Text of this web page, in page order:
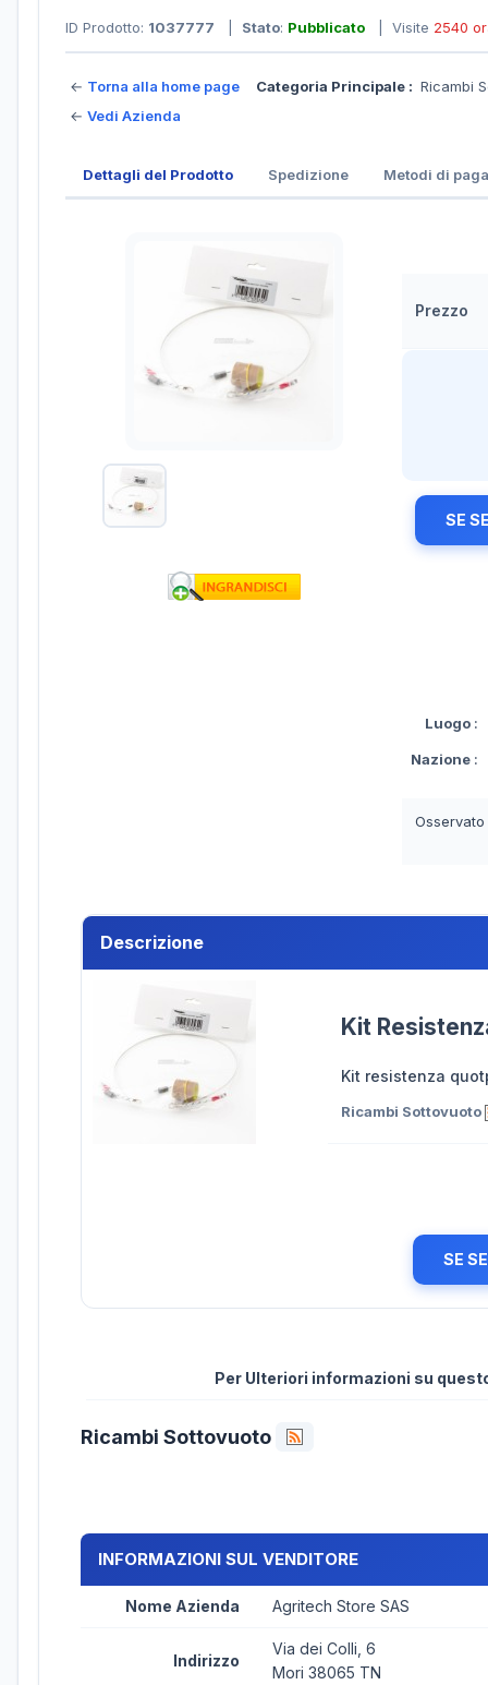
ID Prodotto: 1037777 Stato: Pubblicato | Visite 2540
← Torna alla home page
← Vedi Azienda
Categoria Principale : Ricambi
Dettagli del Prodotto Spedizione Metodi di
Prezzo
SE
Luogo :
Nazione :
Descrizione
Kit
Kit resistenza
Ricambi Sottovuoto
SE
Per Ulteriori informazioni su
Ricambi Sottovuoto
INFORMAZIONI SUL VENDITORE
Nome Azienda Agritech Store SAS
Indirizzo
Via dei Colli, 6
Mori 38065 TN